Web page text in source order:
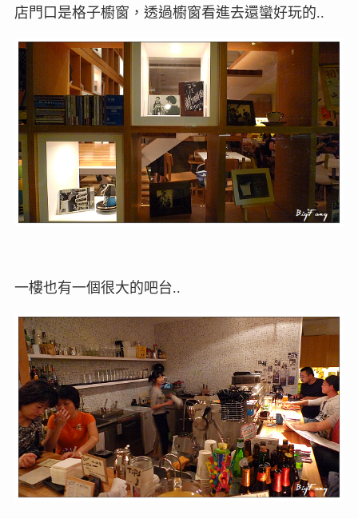
店門口是格子櫥窗，透過櫥窗看進去還蠻好玩的..
一樓也有一個很大的吧台..